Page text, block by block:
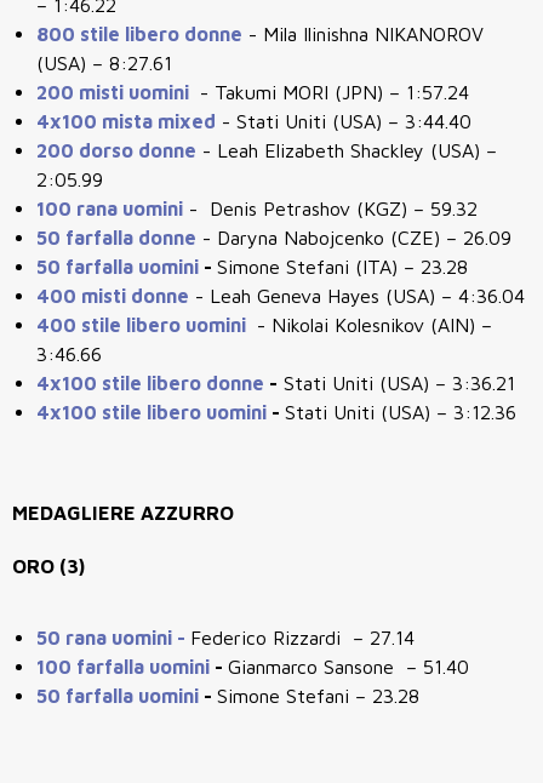
800 stile libero donne - Mila Ilinishna NIKANOROV
(USA) – 8:27.61
200 misti uomini - Takumi MORI (JPN) – 1:57.24
4x100 mista mixed - Stati Uniti (USA) – 3:44.40
200 dorso donne - Leah Elizabeth Shackley (USA) –
2:05.99
100 rana uomini - Denis Petrashov (KGZ) – 59.32
50 farfalla donne - Daryna Nabojcenko (CZE) – 26.09
50 farfalla uomini - Simone Stefani (ITA) – 23.28
400 misti donne - Leah Geneva Hayes (USA) – 4:36.04
400 stile libero uomini - Nikolai Kolesnikov (AIN) –
3:46.66
4x100 stile libero donne - Stati Uniti (USA) – 3:36.21
4x100 stile libero uomini - Stati Uniti (USA) – 3:12.36
MEDAGLIERE AZZURRO
ORO (3)
50 rana uomini - Federico Rizzardi – 27.14
100 farfalla uomini - Gianmarco Sansone – 51.40
50 farfalla uomini - Simone Stefani – 23.28